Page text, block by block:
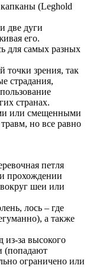
(Leghold
две дуги
его.
для самых разных
точки зрения, так
страдания,
странах.
или смещенными
но все равно
петля
прохождении
вокруг шеи или
лось – где
а также
за высокого
(попадают
ограничено или